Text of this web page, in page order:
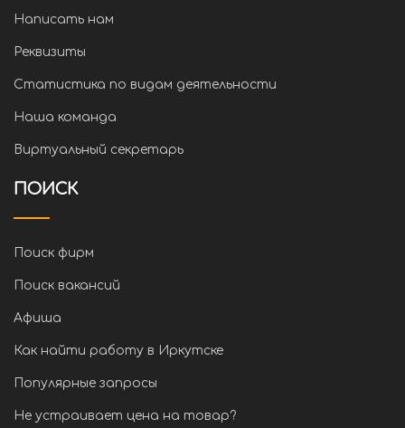
Написать нам
Реквизиты
Статистика по видам деятельности
Наша команда
Виртуальный секретарь
ПОИСК
Поиск фирм
Поиск вакансий
Афиша
Как найти работу в Иркутске
Популярные запросы
Не устраивает цена на товар?